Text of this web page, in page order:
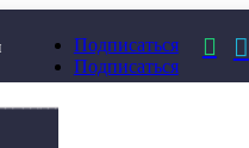
Подписаться
Подписаться
 